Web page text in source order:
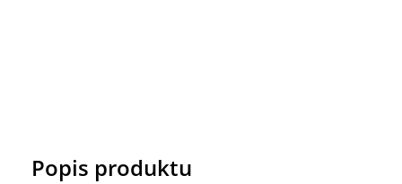
Popis produktu